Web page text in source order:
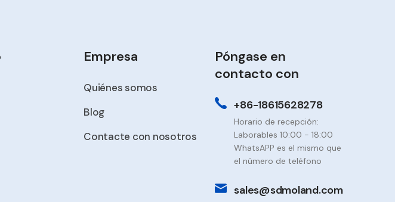
Empresa
Quiénes somos
Blog
Contacte con nosotros
Póngase en
contacto con
+86-18615628278
Horario de recepción:
Laborables 10:00 - 18:00
WhatsAPP es el mismo que
el número de teléfono
sales@sdmoland.com